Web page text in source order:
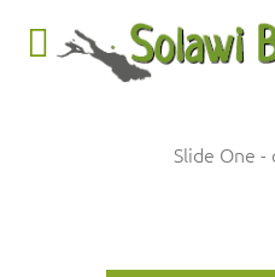
Slide One -